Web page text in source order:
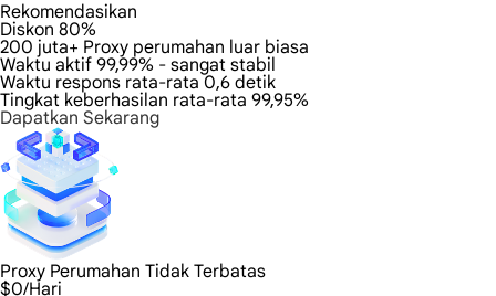
Rekomendasikan
Diskon 80%
200 juta+ Proxy perumahan luar biasa
Waktu aktif 99,99% - sangat stabil
Waktu respons rata-rata 0,6 detik
Tingkat keberhasilan rata-rata 99,95%
Dapatkan Sekarang
Proxy Perumahan Tidak Terbatas
$0/Hari